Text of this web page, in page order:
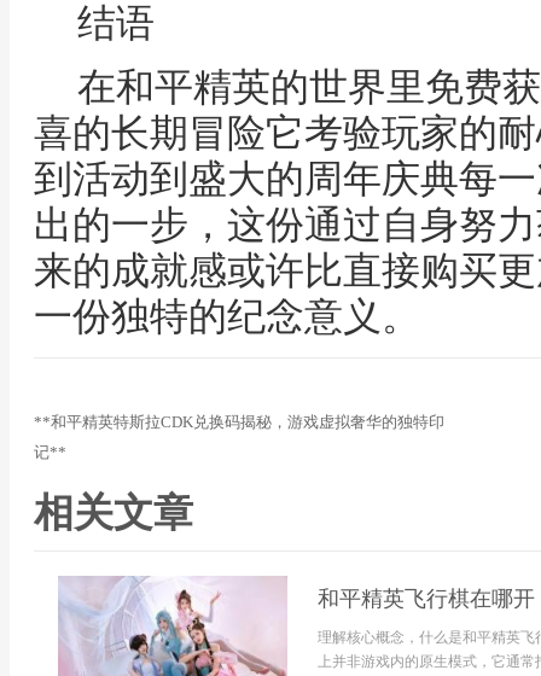
结语
在和平精英的世界里免费
喜的长期冒险它考验玩家的
到活动到盛大的周年庆典每
出的一步，这份通过自身努
来的成就感或许比直接购买
一份独特的纪念意义。
**和平精英特斯拉CDK兑换码揭秘，游戏虚拟奢华的独特印
记**
相关文章
和平精英飞行棋在哪
理解核心概念，什么是和平精英
上并非游戏内的原生模式，它通